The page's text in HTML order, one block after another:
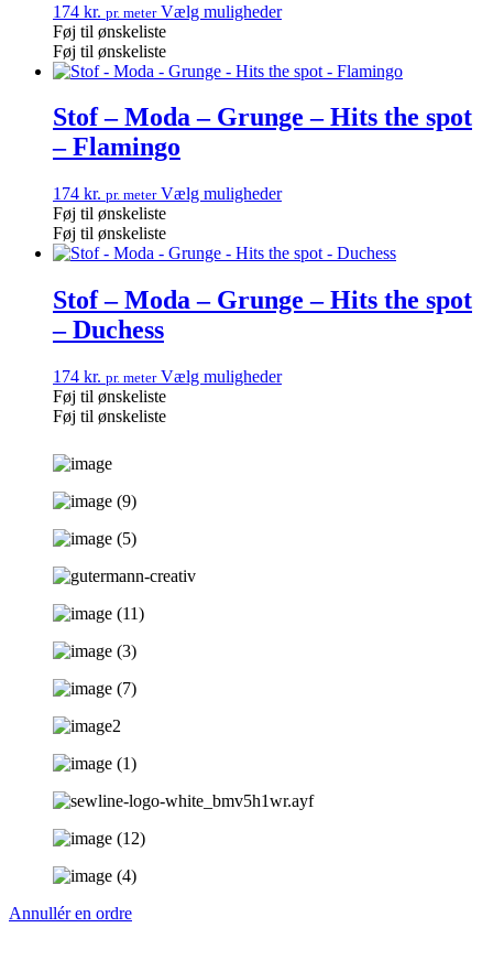
174 kr. pr. meter Vælg muligheder
Føj til ønskeliste
Føj til ønskeliste
Stof – Moda – Grunge – Hits the spot
– Flamingo
174 kr. pr. meter Vælg muligheder
Føj til ønskeliste
Føj til ønskeliste
Stof – Moda – Grunge – Hits the spot
– Duchess
174 kr. pr. meter Vælg muligheder
Føj til ønskeliste
Føj til ønskeliste
Annullér en ordre